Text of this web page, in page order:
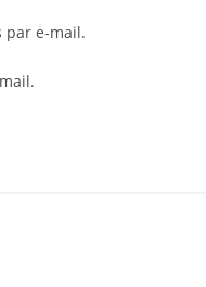
par e-mail.